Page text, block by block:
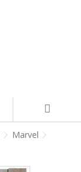
Marvel